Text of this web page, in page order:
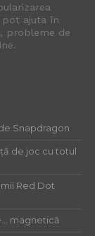
pot ajuta în
probleme de
Snapdragon
de joc cu totul
Red Dot
magnetică